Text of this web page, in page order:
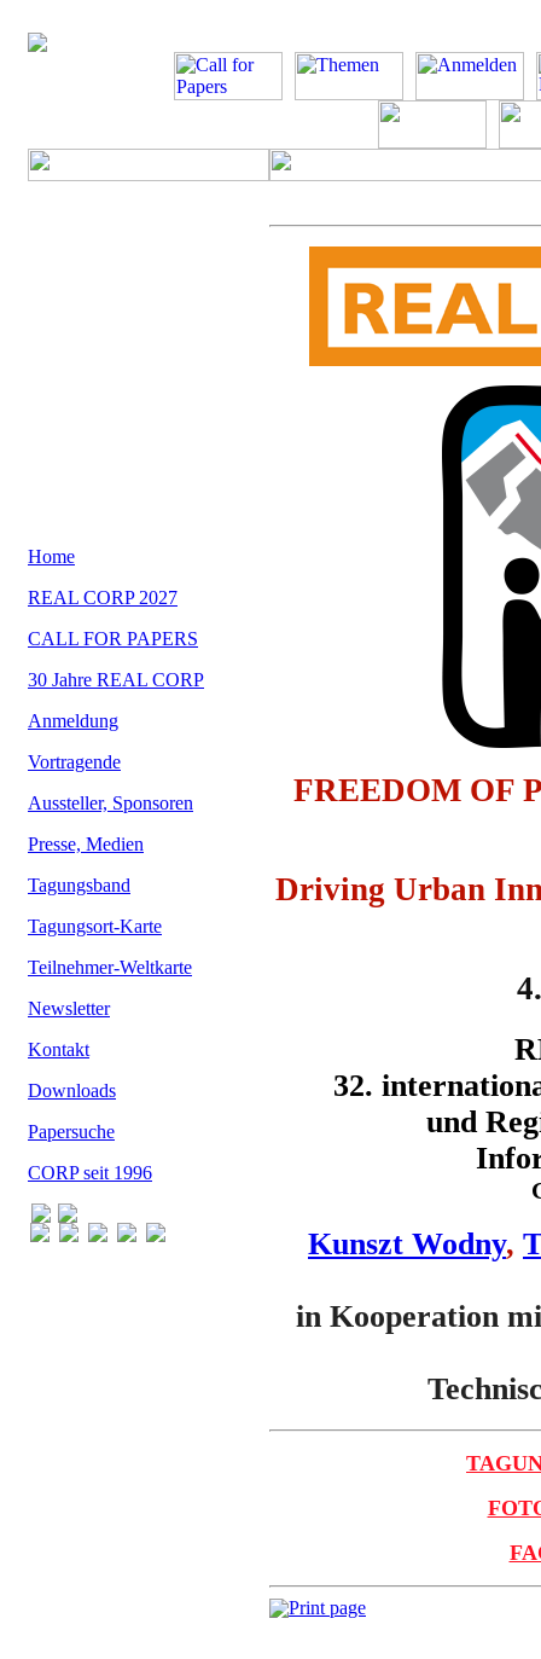
Home
REAL CORP 2027
CALL FOR PAPERS
30 Jahre REAL CORP
Anmeldung
Vortragende
Aussteller, Sponsoren
Presse, Medien
Tagungsband
Tagungsort-Karte
Teilnehmer-Weltkarte
Newsletter
Kontakt
Downloads
Papersuche
CORP seit 1996
FREEDOM OF
Driving Urban
32.
und
Kunszt Wodny,
in Kooperation
Print page